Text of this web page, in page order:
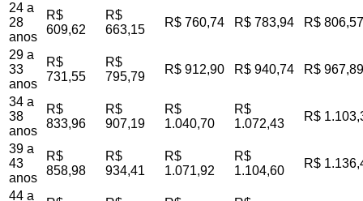
24 a
28
anos
R$
609,62
R$
663,15
R$ 760,74 R$ 783,94 R$ 806,57
29 a
33
anos
R$
731,55
R$
795,79
R$ 912,90 R$ 940,74 R$ 967,89
34 a
38
anos
R$
833,96
R$
907,19
R$
1.040,70
R$
1.072,43
R$
39 a
43
anos
R$
858,98
R$
934,41
R$
1.071,92
R$
1.104,60
R$
44 a